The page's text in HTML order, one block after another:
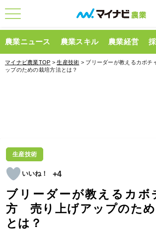
農業ニュース 農業スキル 農業経営
マイナビ農業TOP >生産技術 > ブリーダーが教えるカボ
ップのための栽培方法とは？
生産技術
+4
ブリーダーが教えるカボ
方 売り上げアップのため
とは？